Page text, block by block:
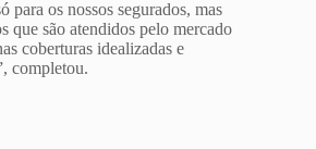
para os nossos segurados, mas
que são atendidos pelo mercado
coberturas idealizadas e
completou.